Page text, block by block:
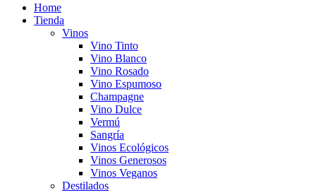
Home
Tienda
Vinos
Vino Tinto
Vino Blanco
Vino Rosado
Vino Espumoso
Champagne
Vino Dulce
Vermú
Sangría
Vinos Ecológicos
Vinos Generosos
Vinos Veganos
Destilados